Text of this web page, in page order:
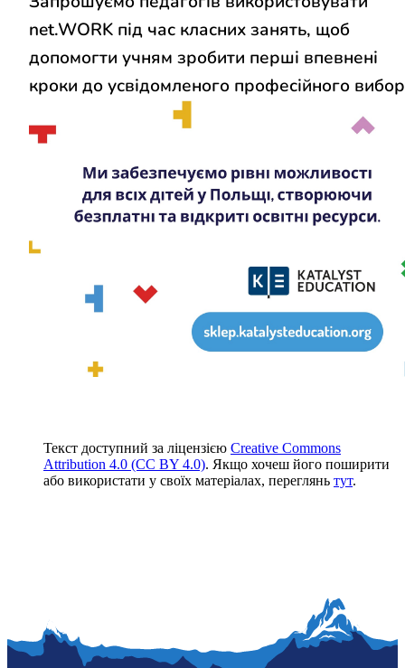
net.WORK під час класних занять, щоб
допомогти учням зробити перші впевнені
кроки до усвідомленого професійного
Текст доступний за ліцензією Creative Commons
Attribution 4.0 (CC BY 4.0). Якщо хочеш його поширити
або використати у своїх матеріалах, переглянь тут.